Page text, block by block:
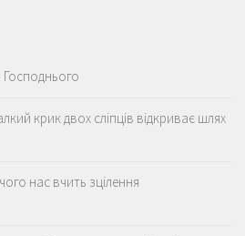
крик двох сліпців відкриває шлях
нас вчить зцілення